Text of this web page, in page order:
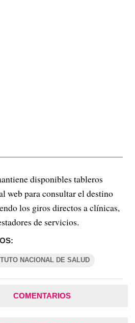
disponibles tableros
web para consultar el destino
los giros directos a clínicas,
de servicios.
NACIONAL DE SALUD
COMENTARIOS